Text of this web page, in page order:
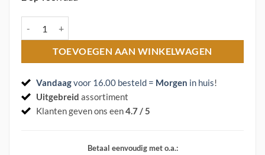
TOEVOEGEN AAN WINKELWAGEN
Vandaagvoor 16.00 besteld = Morgen in huis!
Uitgebreid assortiment
Klanten geven ons een4.7 / 5
Betaal eenvoudig met o.a.: